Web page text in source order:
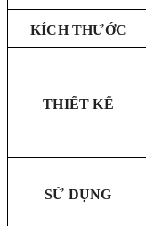
KÍCH THƯỚC
THIẾT KẾ
SỬ DỤNG